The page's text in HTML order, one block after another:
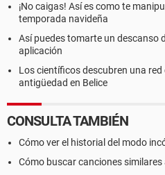
¡No caigas! Así es como te
temporada navideña
Así puedes tomarte un descanso
aplicación
Los científicos descubren una
antigüedad en Belice
CONSULTA TAMBIÉN
Cómo ver el historial del modo
Cómo buscar canciones